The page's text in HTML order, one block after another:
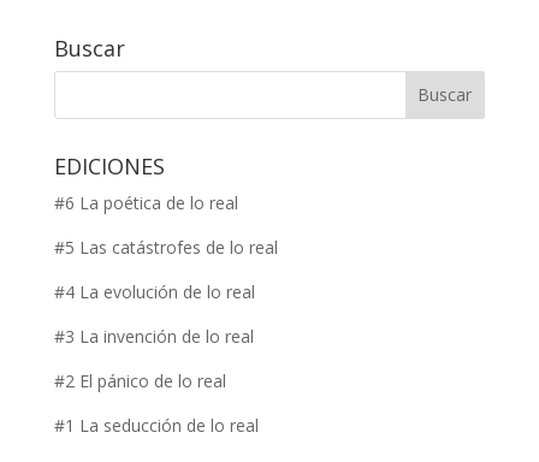
Buscar
EDICIONES
#6 La poética de lo real
#5 Las catástrofes de lo real
#4 La evolución de lo real
#3 La invención de lo real
#2 El pánico de lo real
#1 La seducción de lo real